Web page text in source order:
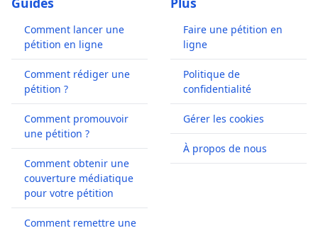
Comment lancer une
pétition en ligne
Comment rédiger une
pétition ?
Comment promouvoir
une pétition ?
Comment obtenir une
couverture médiatique
pour votre pétition
Comment remettre une
Faire une pétition en
ligne
Politique de
confidentialité
Gérer les cookies
À propos de nous